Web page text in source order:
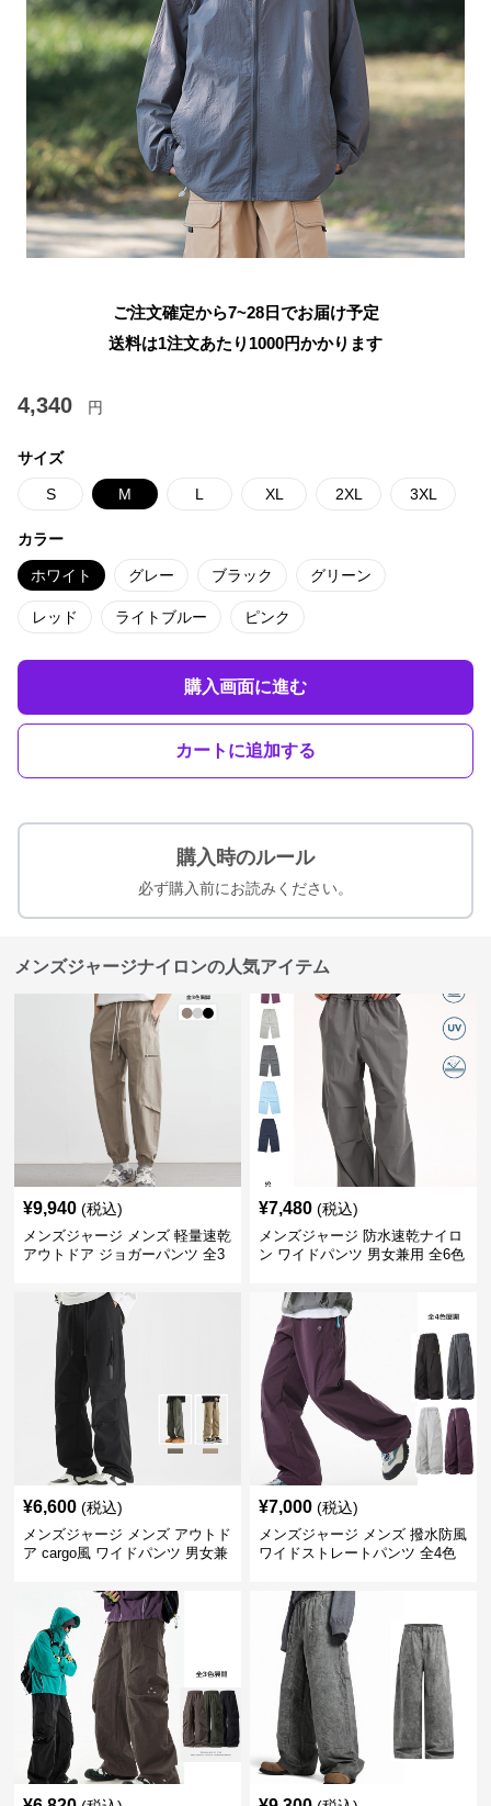
ご注文確定から7~28日でお届け予定
送料は1注文あたり 1000円かかります
4,340 円
サイズ
S M L XL 2XL 3XL
カラー
ホワイト グレー ブラック グリーン
レッド ライトブルー ピンク
購入画面に進む
カートに追加する
購入時のルール
必ず購入前にお読みください。
メンズジャージナイロンの人気アイテム
¥9,940 (税込)
メンズジャージ メンズ 軽量速乾
アウトドア ジョガーパンツ 全3
¥7,480 (税込)
メンズジャージ 防水速乾ナイロ
ン ワイドパンツ 男女兼用 全6色
¥6,600 (税込)
メンズジャージ メンズ アウトド
ア cargo風 ワイドパンツ 男女兼
¥7,000 (税込)
メンズジャージ メンズ 撥水防風
ワイドストレートパンツ 全4色